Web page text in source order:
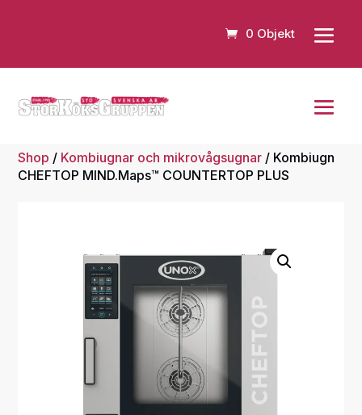
0 Objekt
Shop / Kombiugnar och mikrovågsugnar / Kombiugn
CHEFTOP MIND.Maps™ COUNTERTOP PLUS